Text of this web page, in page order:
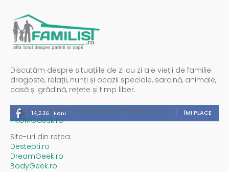
Discutăm despre situațiile de zi cu zi ale vieții de familie:
dragoste, relații, nunți și ocazii speciale, sarcină, animale,
casă și grădină, rețete și timp liber.
14,235 Fani ÎMI PLACE
Spații publicitare / reclamă administrată de
PROMOdesk.ro
Site-uri din rețea:
Destepti.ro
DreamGeek.ro
BodyGeek.ro